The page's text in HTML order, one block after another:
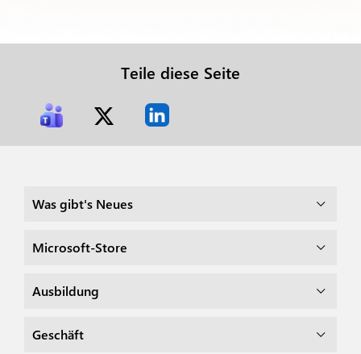
Teile diese Seite
Was gibt's Neues
Microsoft-Store
Ausbildung
Geschäft